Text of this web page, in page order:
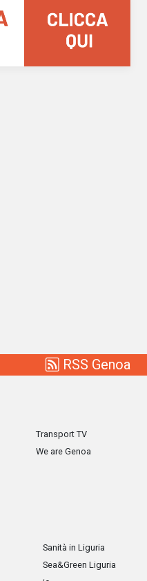
RSS Genoa
Transport TV
We are Genoa
Sanità in Liguria
Sea&Green Liguria